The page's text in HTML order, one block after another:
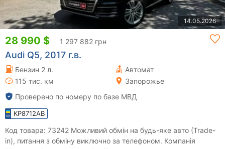
14.05.2026
28 990 $ 1 297 882 грн
Audi Q5, 2017 г.в.
Бензин 2 л.
Автомат
115 тис. км
Запорожье
Проверено по номеру по базе МВД
KP8712AB
Код товара: 73242 Можливий обмін на будь-яке авто (Trade-
in), питання з обміну виключно за телефоном. Компанія